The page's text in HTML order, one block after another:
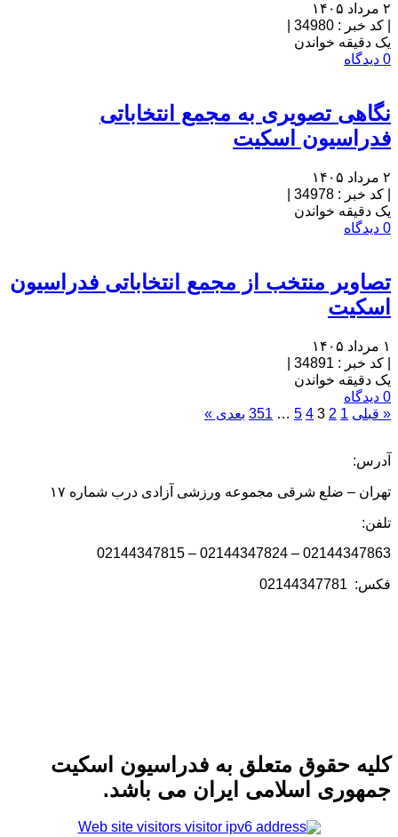
۲ مرداد ۱۴۰۵
کد خبر : 34980
یک دقیقه خواندن
0 دیدگاه
نگاهی تصویری به مجمع انتخاباتی
فدراسیون اسکیت
۲ مرداد ۱۴۰۵
کد خبر : 34978
یک دقیقه خواندن
0 دیدگاه
تصاویر منتخب از مجمع انتخاباتی فدراسیون
اسکیت
۱ مرداد ۱۴۰۵
کد خبر : 34891
یک دقیقه خواندن
0 دیدگاه
« قبلی 1
2
3
4
5
…
351 بعدی »
آدرس:
تهران – ضلع شرقی مجموعه ورزشی آزادی درب شماره ۱۷
تلفن:
02144347863 – 02144347824 – 02144347815
فکس: 02144347781
کلیه حقوق متعلق به فدراسیون اسکیت
جمهوری اسلامی ایران می باشد.